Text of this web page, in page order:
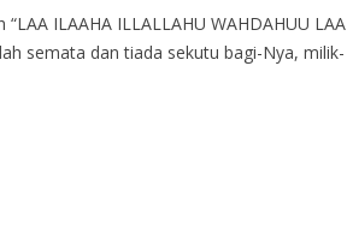
ILAAHA ILLALLAHU WAHDAHUU LAA
semata dan tiada sekutu bagi-Nya, milik-